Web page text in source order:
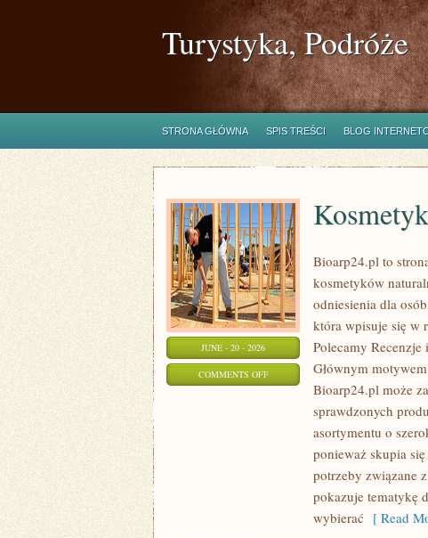
Turystyka, Podróże
STRONA GŁÓWNA SPIS TREŚCI BLOG
JUNE - 20 - 2026
COMMENTS OFFON
KOSMETYKI
Bioarp24.pl to
kosmetyków
odniesienia dla
która wpisuje się w
Polecamy
Głównym
Bioarp24.pl może
sprawdzonych
asortymentu o
ponieważ skupia
potrzeby związane
pokazuje tematykę
wybierać [ Read